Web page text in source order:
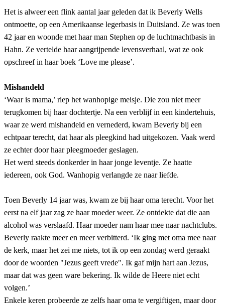
Het is alweer een flink aantal jaar geleden dat ik Beverly Wells
ontmoette, op een Amerikaanse legerbasis in Duitsland. Ze was toen
42 jaar en woonde met haar man Stephen op de luchtmachtbasis in
Hahn. Ze vertelde haar aangrijpende levensverhaal, wat ze ook
opschreef in haar boek ‘Love me please’.
Mishandeld
‘Waar is mama,’ riep het wanhopige meisje. Die zou niet meer
terugkomen bij haar dochtertje. Na een verblijf in een kindertehuis,
waar ze werd mishandeld en vernederd, kwam Beverly bij een
echtpaar terecht, dat haar als pleegkind had uitgekozen. Vaak werd
ze echter door haar pleegmoeder geslagen.
Het werd steeds donkerder in haar jonge leventje. Ze haatte
iedereen, ook God. Wanhopig verlangde ze naar liefde.
Toen Beverly 14 jaar was, kwam ze bij haar oma terecht. Voor het
eerst na elf jaar zag ze haar moeder weer. Ze ontdekte dat die aan
alcohol was verslaafd. Haar moeder nam haar mee naar nachtclubs.
Beverly raakte meer en meer verbitterd. ‘Ik ging met oma mee naar
de kerk, maar het zei me niets, tot ik op een zondag werd geraakt
door de woorden "Jezus geeft vrede". Ik gaf mijn hart aan Jezus,
maar dat was geen ware bekering. Ik wilde de Heere niet echt
volgen.’
Enkele keren probeerde ze zelfs haar oma te vergiftigen, maar door